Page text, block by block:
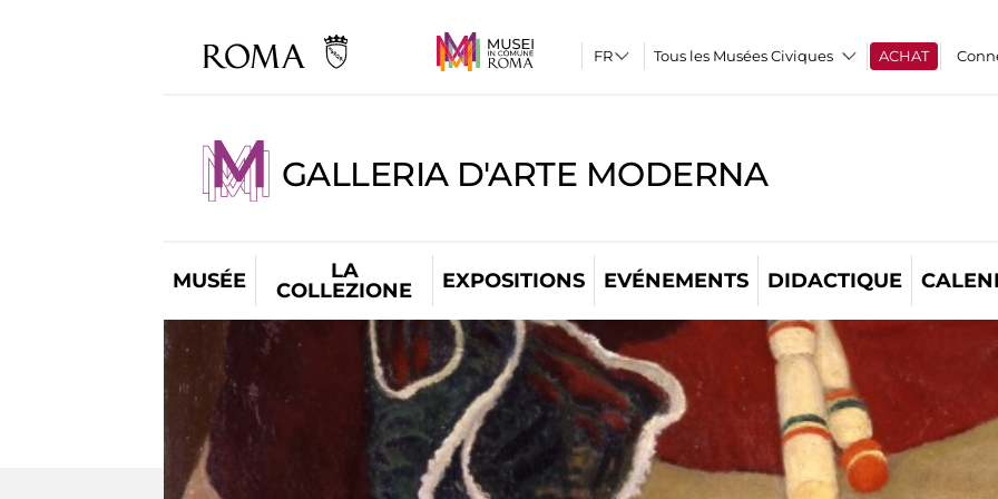
Tous les Musées Civiques ACHAT
GALLERIA D'ARTE MODERNA
MUSÉE
LA
COLLEZIONE
EXPOSITIONS EVÉNEMENTS DIDACTIQUE